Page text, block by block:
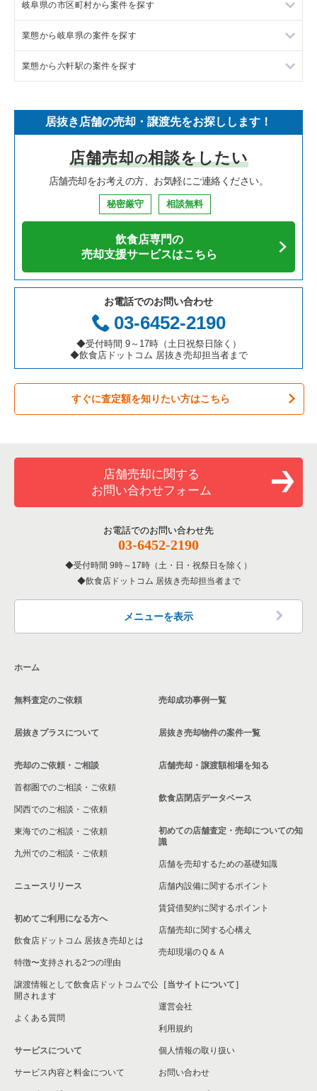
フランス料理の居抜き売却物件の案件一覧
イタリア料理の居抜き売却物件の案件一覧
中華の居抜き売却物件の案件一覧
寿司の居抜き売却物件の案件一覧
焼肉の居抜き売却物件の案件一覧
鉄板焼き・お好み焼の居抜き売却物件の案件一覧
カフェの居抜き売却物件の案件一覧
テイクアウトの居抜き売却物件の案件一覧
お弁当・惣菜・デリの居抜き売却物件の案件一覧
カラオケ・パブ・スナックの居抜き売却物件の案件一覧
バーの居抜き売却物件の案件一覧
居酒屋・ダイニングバーの居抜き売却物件の案件一覧
洋食の居抜き売却物件の案件一覧
その他の居抜き売却物件の案件一覧
東京23区の飲食店の居抜き売却物件の案件一覧
東京都下の飲食店の居抜き売却物件の案件一覧
千葉県の飲食店の居抜き売却物件の案件一覧
神奈川県の飲食店の居抜き売却物件の案件一覧
大阪府の飲食店の居抜き売却物件の案件一覧
兵庫県の飲食店の居抜き売却物件の案件一覧
愛知県の飲食店の居抜き売却物件の案件一覧
岐阜県の飲食店の居抜き売却物件の案件一覧
三重県の飲食店の居抜き売却物件の案件一覧
岐阜県の市区町村から案件を探す
岐阜市の飲食店の居抜き売却物件の案件一覧
本巣郡の飲食店の居抜き売却物件の案件一覧
羽島市の飲食店の居抜き売却物件の案件一覧
業態から岐阜県の案件を探す
岐阜県のそば・うどんの居抜き売却物件の案件一覧
岐阜県のカフェの居抜き売却物件の案件一覧
岐阜県のテイクアウトの居抜き売却物件の案件一覧
岐阜県のお弁当・惣菜・デリの居抜き売却物件の案件一覧
岐阜県の居酒屋・ダイニングバーの居抜き売却物件の案件一覧
岐阜県の洋食の居抜き売却物件の案件一覧
岐阜県のその他の居抜き売却物件の案件一覧
業態から六軒駅の案件を探す
居抜き店舗の売却・譲渡先をお探しします！
店舗売却の相談をしたい
店舗売却をお考えの方、お気軽にご連絡ください。
秘密厳守 相談無料
飲食店専門の
売却支援サービスはこちら
お電話でのお問い合わせ
03-6452-2190
◆受付時間 9～17時（土日祝祭日除く）
◆飲食店ドットコム 居抜き売却担当者まで
すぐに査定額を知りたい方はこちら
店舗売却に関する
お問い合わせフォーム
お電話でのお問い合わせ先
03-6452-2190
受付時間 9時～17時（土・日・祝祭日を除く）
飲食店ドットコム 居抜き売却担当者まで
メニューを表示
ホーム
無料査定のご依頼
居抜きプラスについて
売却のご依頼・ご相談
首都圏でのご相談・ご依頼
関西でのご相談・ご依頼
東海でのご相談・ご依頼
九州でのご相談・ご依頼
ニュースリリース
初めてご利用になる方へ
飲食店ドットコム 居抜き売却とは
特徴〜支持される2つの理由
譲渡情報として飲食店ドットコムで公
開されます
よくある質問
サービスについて
サービス内容と料金について
売却成功事例一覧
居抜き売却物件の案件一覧
店舗売却・譲渡額相場を知る
飲食店閉店データベース
初めての店舗査定・売却についての知
識
店舗を売却するための基礎知識
店舗内設備に関するポイント
賃貸借契約に関するポイント
店舗売却に関する心構え
売却現場のＱ＆Ａ
［当サイトについて］
運営会社
利用規約
個人情報の取り扱い
お問い合わせ